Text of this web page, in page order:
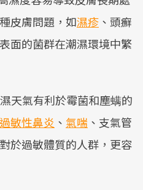
皮膚問題，如濕疹 、頭癬
面的菌群在潮濕環境中繁
天氣有利於霉菌和塵螨的
過敏性鼻炎 、 氣喘 、支氣管
於過敏體質的人群，更容